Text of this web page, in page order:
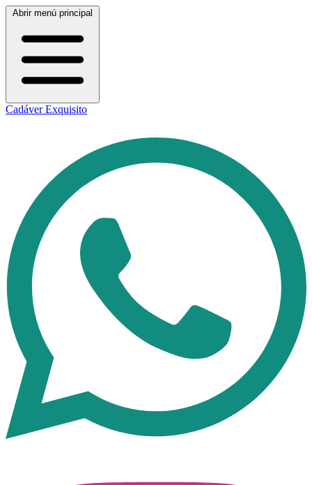
Abrir menú principal
Cadáver Exquisito